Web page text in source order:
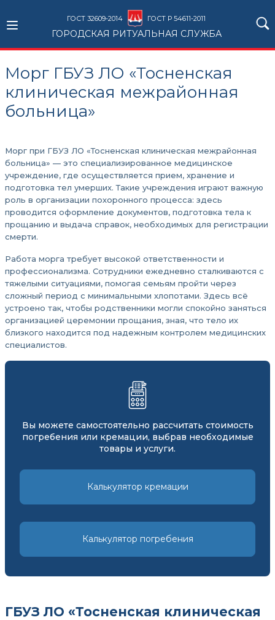
ГОСТ 32609-2014 ГОСТ Р 54611-2011
ГОРОДСКАЯ РИТУАЛЬНАЯ СЛУЖБА
Морг ГБУЗ ЛО «Тосненская
клиническая межрайонная
больница»
Морг при ГБУЗ ЛО «Тосненская клиническая межрайонная
больница» — это специализированное медицинское
учреждение, где осуществляется прием, хранение и
подготовка тел умерших. Такие учреждения играют важную
роль в организации похоронного процесса: здесь
проводится оформление документов, подготовка тела к
прощанию и выдача справок, необходимых для регистрации
смерти.
Работа морга требует высокой ответственности и
профессионализма. Сотрудники ежедневно сталкиваются с
тяжелыми ситуациями, помогая семьям пройти через
сложный период с минимальными хлопотами. Здесь всё
устроено так, чтобы родственники могли спокойно заняться
организацией церемонии прощания, зная, что тело их
близкого находится под надежным контролем медицинских
специалистов.
Вы можете самостоятельно рассчитать стоимость
погребения или кремации, выбрав необходимые
товары и услуги.
Калькулятор кремации
Калькулятор погребения
ГБУЗ ЛО «Тосненская клиническая